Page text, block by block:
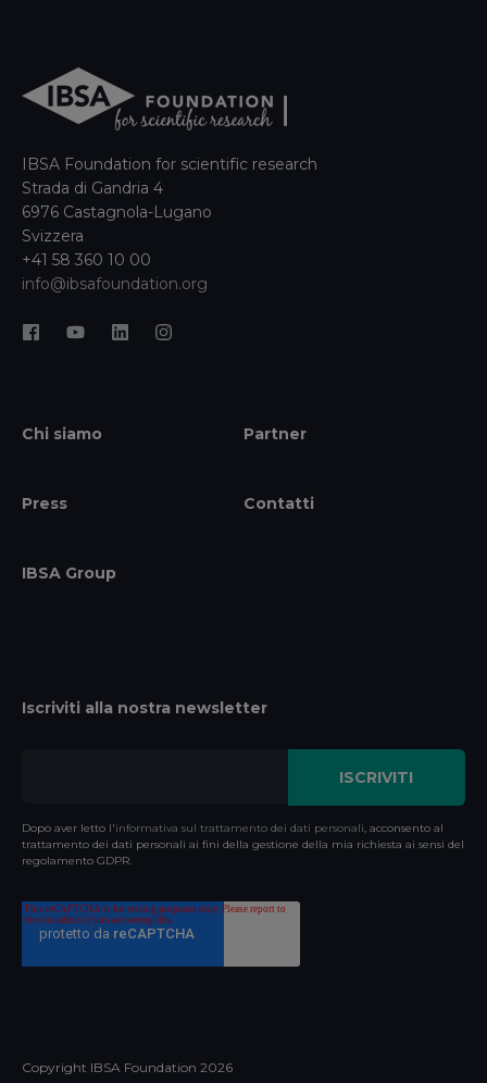
IBSA Foundation for scientific research
Strada di Gandria 4
6976 Castagnola-Lugano
Svizzera
+41 58 360 10 00
info@ibsafoundation.org
Chi siamo Partner
Press Contatti
IBSA Group
Iscriviti alla nostra newsletter
Dopo aver letto l'informativa sul trattamento dei dati personali, acconsento al
trattamento dei dati personali ai fini della gestione della mia richiesta ai sensi del
regolamento GDPR.
Copyright IBSA Foundation 2026